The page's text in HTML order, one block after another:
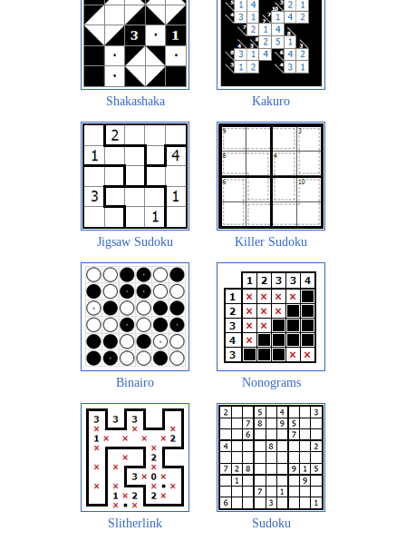
Shakashaka Kakuro
Jigsaw Sudoku Killer Sudoku
Binairo Nonograms
Slitherlink Sudoku